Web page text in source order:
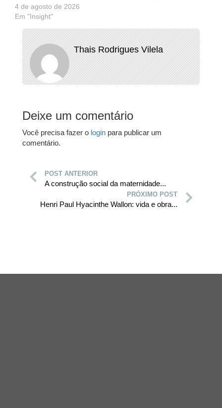
4 de agosto de 2026
Em "Insight"
Thais Rodrigues Vilela
Deixe um comentário
Você precisa fazer o login para publicar um
comentário.
POST ANTERIOR
A construção social da maternidade...
PRÓXIMO POST
Henri Paul Hyacinthe Wallon: vida e obra...